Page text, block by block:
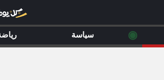
◉ سياسة